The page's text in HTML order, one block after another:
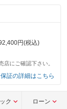
円(税込)
にご確認下さい。
証の詳細はこちら
ク ローン